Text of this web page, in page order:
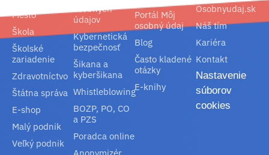
Mesto
Škola
Školské
zariadenie
Zdravotníctvo
Štátna správa
E-shop
Malý podnik
Veľký podnik
osobných
údajov
Kybernetická
bezpečnosť
Šikana a
kyberšikana
Whistleblowing
BOZP, PO, CO
a PZS
Poradca online
Portál Môj
osobný údaj
Blog
Často kladené
otázky
E-knihy
Osobnyudaj.sk
Náš tím
Kariéra
Kontakt
Nastavenie
súborov
cookies